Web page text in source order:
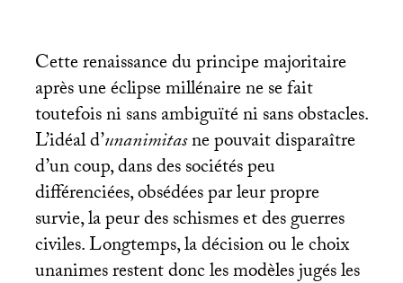
Cette renaissance du principe majoritaire
après une éclipse millénaire ne se fait
toutefois ni sans ambiguïté ni sans obstacles.
L’idéal d’unanimitasne pouvait disparaître
d’un coup, dans des sociétés peu
différenciées, obsédées par leur propre
survie, la peur des schismes et des guerres
civiles. Longtemps, la décision ou le choix
unanimes restent donc les modèles jugés les